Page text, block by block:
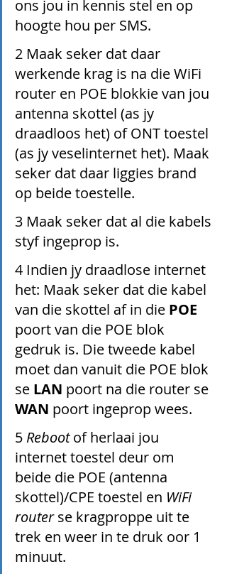
ons jou in kennis stel en op
hoogte hou per SMS.
2 Maak seker dat daar
werkende krag is na die WiFi
router en POE blokkie van jou
antenna skottel (as jy
draadloos het) of ONT toestel
(as jy veselinternet het). Maak
seker dat daar liggies brand
op beide toestelle.
3 Maak seker dat al die kabels
styf ingeprop is.
4 Indien jy draadlose internet
het: Maak seker dat die kabel
van die skottel af in die POE
poort van die POE blok
gedruk is. Die tweede kabel
moet dan vanuit die POE blok
se LAN poort na die router se
WAN poort ingeprop wees.
5 Reboot of herlaai jou
internet toestel deur om
beide die POE (antenna
skottel)/CPE toestel en WiFi
router se kragproppe uit te
trek en weer in te druk oor 1
minuut.